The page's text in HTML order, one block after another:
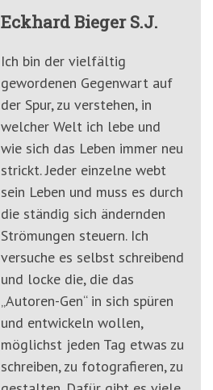
Eckhard Bieger S.J.
Ich bin der vielfältig
gewordenen Gegenwart auf
der Spur, zu verstehen, in
welcher Welt ich lebe und
wie sich das Leben immer neu
strickt. Jeder einzelne webt
sein Leben und muss es durch
die ständig sich ändernden
Strömungen steuern. Ich
versuche es selbst schreibend
und locke die, die das
„Autoren-Gen“ in sich spüren
und entwickeln wollen,
möglichst jeden Tag etwas zu
schreiben, zu fotografieren, zu